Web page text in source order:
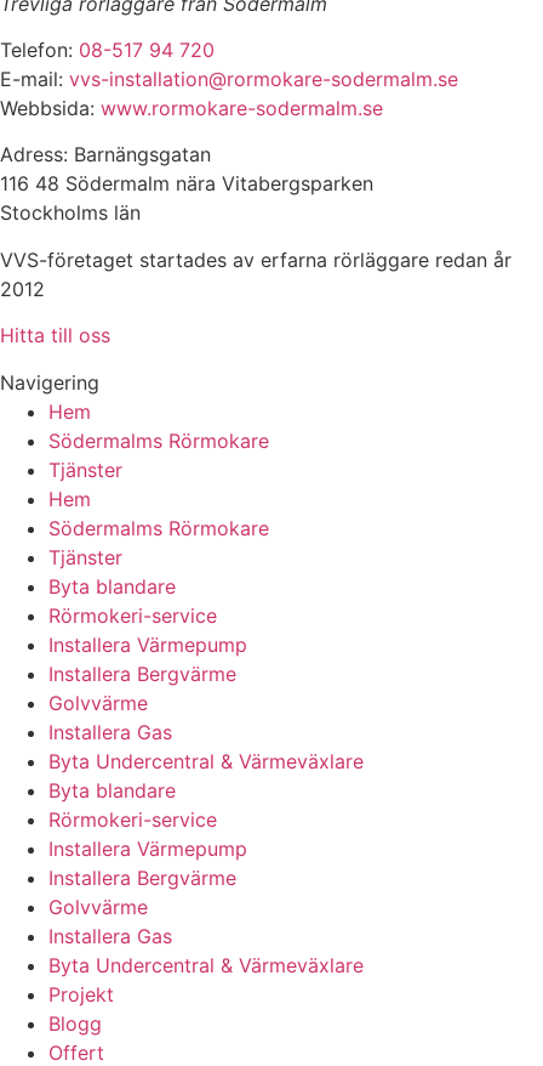
Telefon: 08-517 94 720
E-mail: vvs-installation@rormokare-sodermalm.se
Webbsida: www.rormokare-sodermalm.se
Adress: Barnängsgatan
116 48 Södermalm nära Vitabergsparken
Stockholms län
VVS-företaget startades av erfarna rörläggare redan år
2012
Hitta till oss
Navigering
Hem
Södermalms Rörmokare
Tjänster
Hem
Södermalms Rörmokare
Tjänster
Byta blandare
Rörmokeri-service
Installera Värmepump
Installera Bergvärme
Golvvärme
Installera Gas
Byta Undercentral & Värmeväxlare
Byta blandare
Rörmokeri-service
Installera Värmepump
Installera Bergvärme
Golvvärme
Installera Gas
Byta Undercentral & Värmeväxlare
Projekt
Blogg
Offert